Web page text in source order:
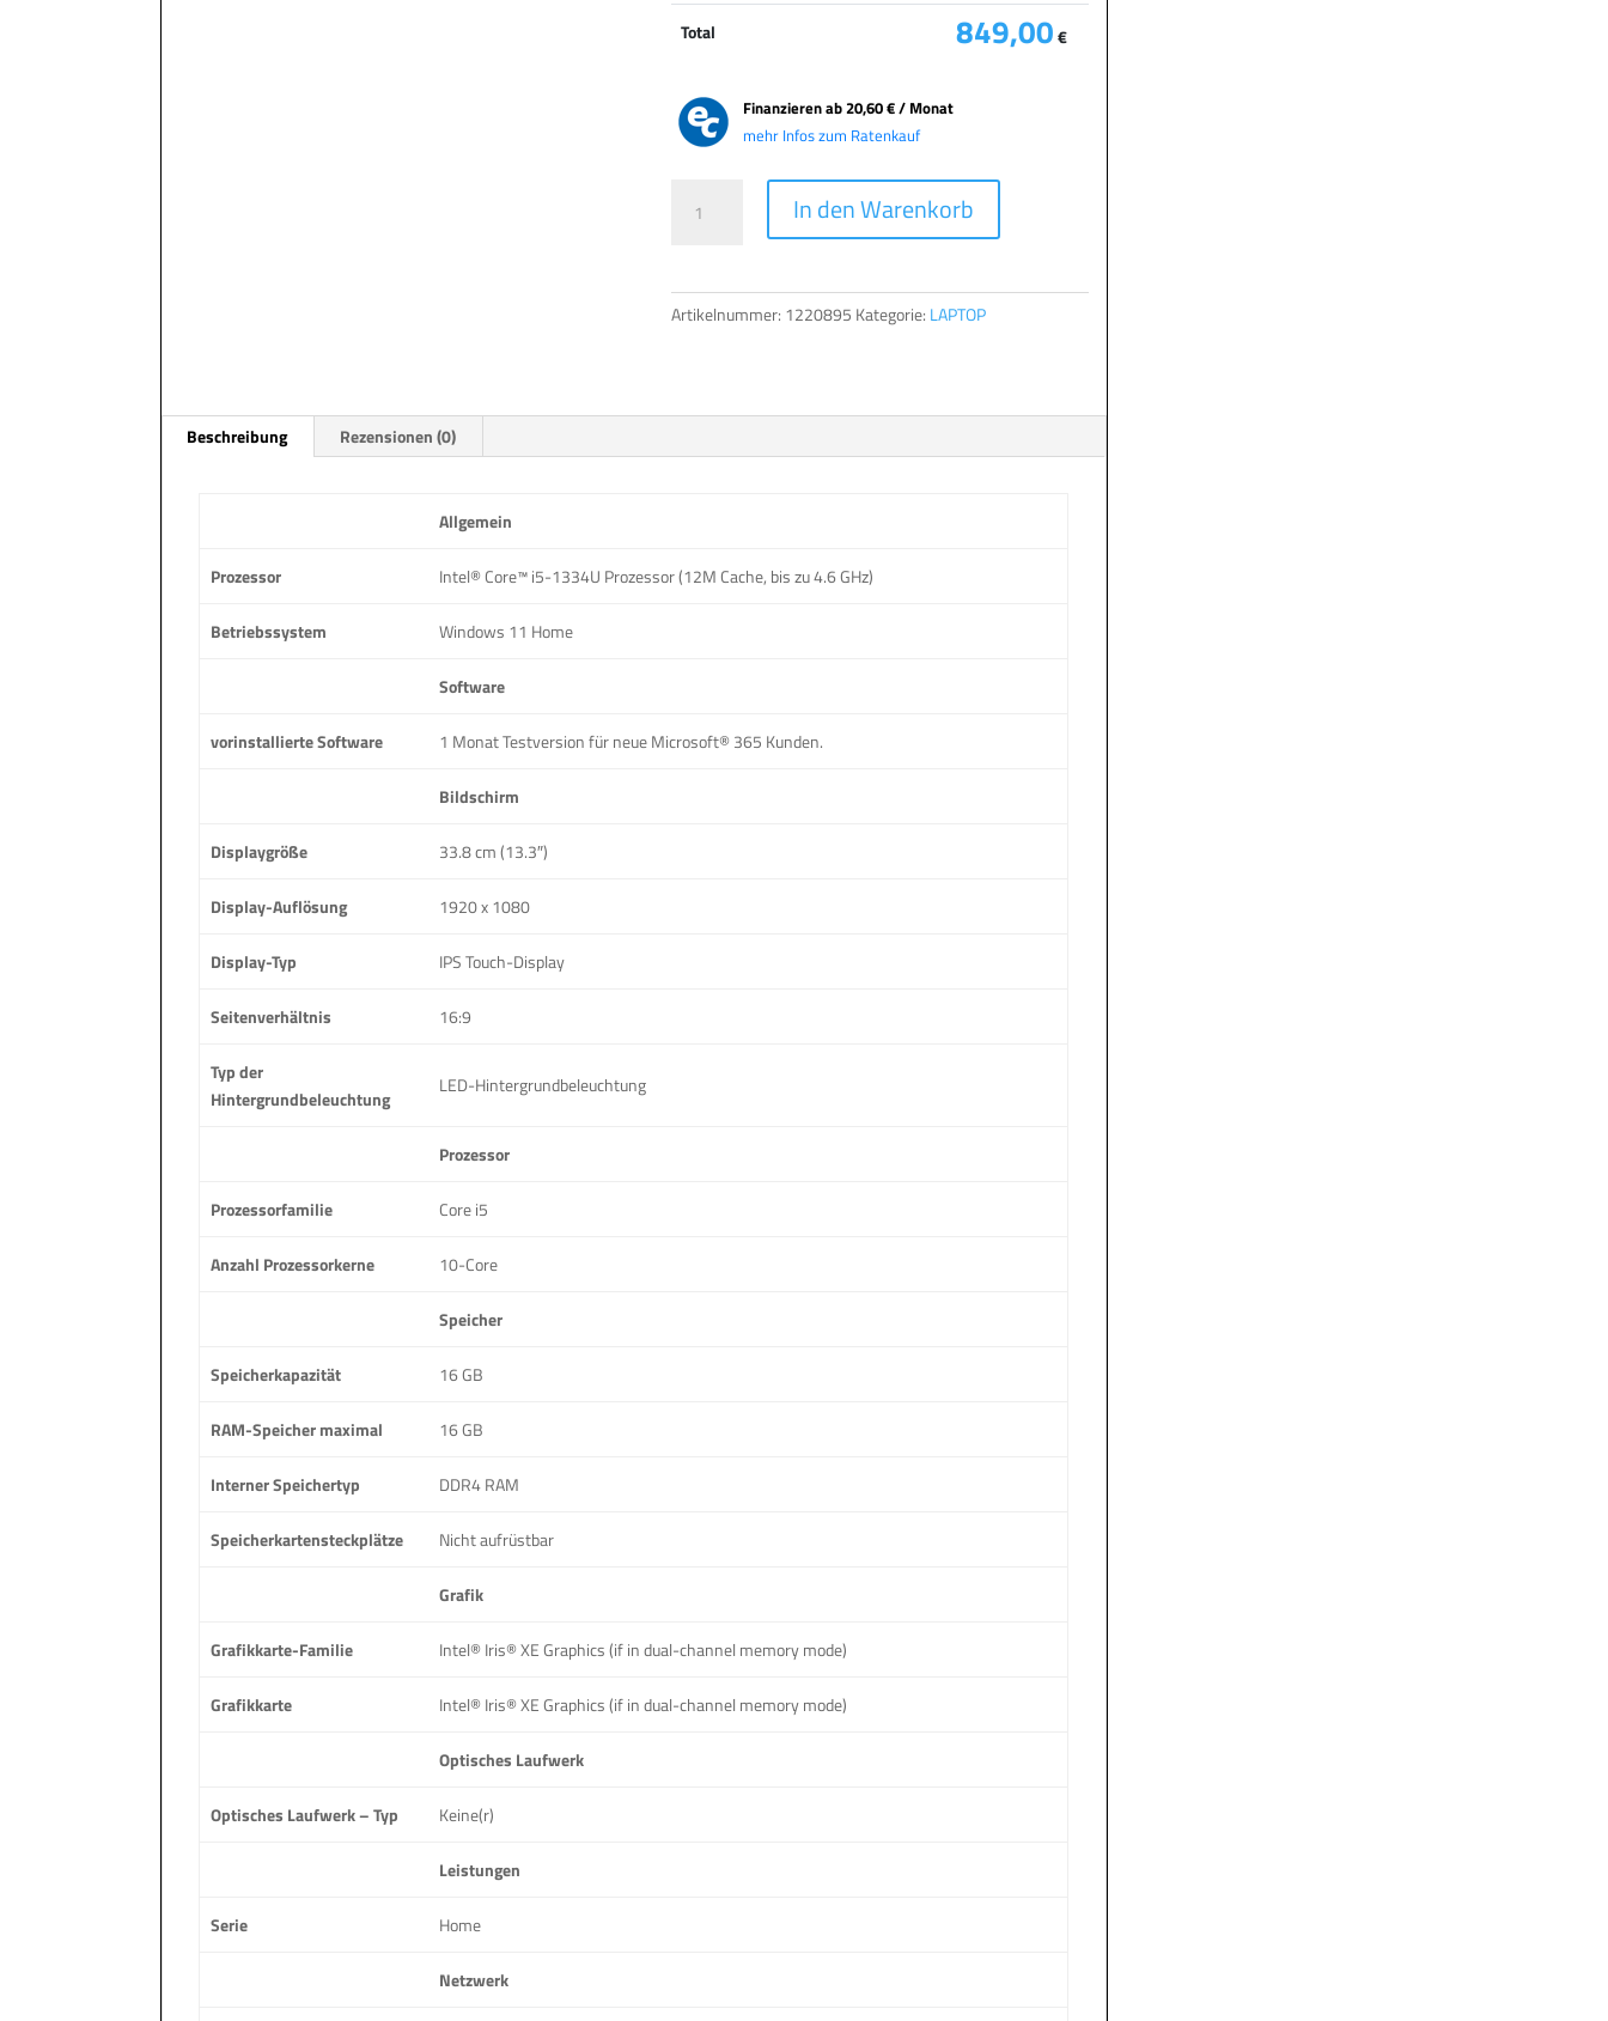
Total 849,00€
Finanzieren ab20,60 € / Monat
mehr Infos zum Ratenkauf
MOBILE
In den Warenkorb
i
Artikelnummer: 1220895 Kategorie: LAPTOP
Beschreibung Rezensionen (0)
Allgemein
Prozessor Intel® Core™ i5-1334U Prozessor (12M Cache, bis zu 4.6 GHz)
Betriebssystem Windows 11 Home
Software
vorinstallierte Software 1 Monat Testversion für neue Microsoft® 365 Kunden.
Bildschirm
Displaygröße 33.8 cm (13.3″)
Display-Auflösung 1920 x 1080
Display-Typ IPS Touch-Display
Seitenverhältnis 16:9
Typ der
Hintergrundbeleuchtung
LED-Hintergrundbeleuchtung
Prozessor
Prozessorfamilie Core i5
Anzahl Prozessorkerne 10-Core
Speicher
Speicherkapazität 16 GB
RAM-Speicher maximal 16 GB
Interner Speichertyp DDR4 RAM
Speicherkartensteckplätze Nicht aufrüstbar
Grafik
Grafikkarte-Familie Intel® Iris® XE Graphics (if in dual-channel memory mode)
Grafikkarte Intel® Iris® XE Graphics (if in dual-channel memory mode)
Optisches Laufwerk
Optisches Laufwerk – Typ Keine(r)
Leistungen
Serie Home
Netzwerk